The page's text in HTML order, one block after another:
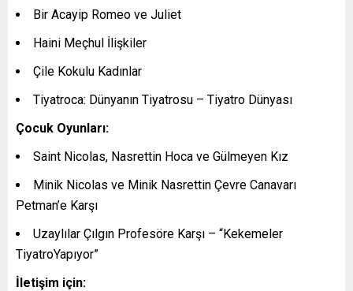
Bir Acayip Romeo ve Juliet
Haini Meçhul İlişkiler
Çile Kokulu Kadınlar
Tiyatroca: Dünyanın Tiyatrosu – Tiyatro Dünyası
Çocuk Oyunları:
Saint Nicolas, Nasrettin Hoca ve Gülmeyen Kız
Minik Nicolas ve Minik Nasrettin Çevre Canavarı
Petman’e Karşı
Uzaylılar Çılgın Profesöre Karşı – “Kekemeler
TiyatroYapıyor”
İletişim için: